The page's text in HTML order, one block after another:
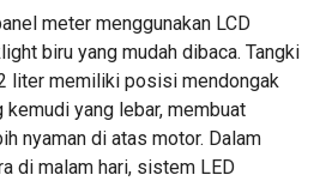
meter menggunakan LCD
biru yang mudah dibaca. Tangki
liter memiliki posisi mendongak
yang lebar, membuat
nyaman di atas motor. Dalam
di malam hari, sistem LED